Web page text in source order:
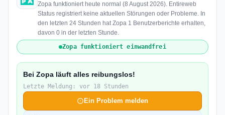
Zopa funktioniert heute normal (8 August 2026). Entireweb
Status registriert keine aktuellen Störungen oder Probleme. In
den letzten 24 Stunden hat Zopa 1 Benutzerberichte erhalten,
davon 0 in der letzten Stunde.
Zopa funktioniert einwandfrei
Bei Zopa läuft alles reibungslos!
Letzte Meldung: vor 18 Stunden
Ein Problem melden